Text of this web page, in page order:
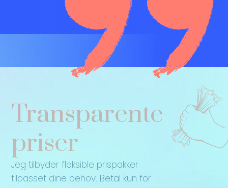
Transparente
priser
Jeg tilbyder fleksible prispakker
tilpasset dine behov. Betal kun for